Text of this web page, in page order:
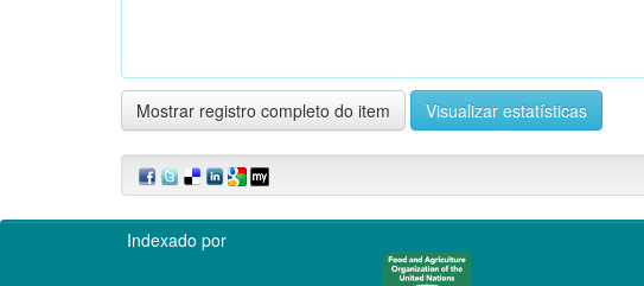
Mostrar registro completo do item Visualizar estatísticas
Indexado por